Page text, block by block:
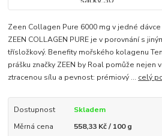
Zeen Collagen Pure 6000 mg v jedné
ZEEN COLLAGEN PURE je v porovnání s
třísložkový. Benefity mořského kolagenu
prášku značky ZEEN by Roal pomůže nejen
ztracenou sílu a pevnost: prémiový ... celý
Dostupnost
Skladem
Měrná cena
558,33 Kč / 100 g